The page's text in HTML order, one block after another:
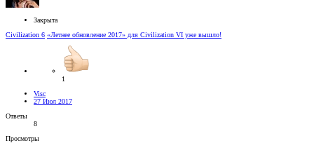
Закрыта
Civilization 6 «Летнее обновление 2017» для Civilization VI уже вышло!
1
Visc
27 Июл 2017
Ответы
8
Просмотры